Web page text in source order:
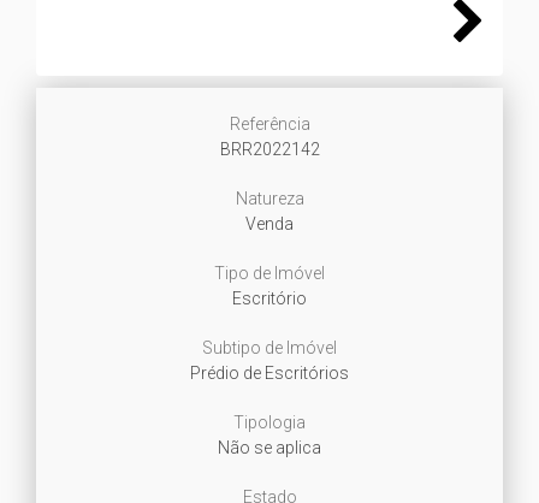
Referência
BRR2022142
Natureza
Venda
Tipo de Imóvel
Escritório
Subtipo de Imóvel
Prédio de Escritórios
Tipologia
Não se aplica
Estado